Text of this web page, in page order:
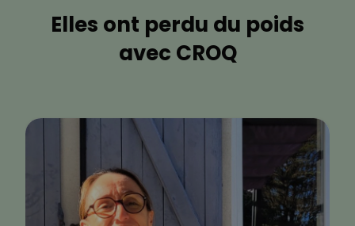
Elles ont perdu du poids
avec CROQ